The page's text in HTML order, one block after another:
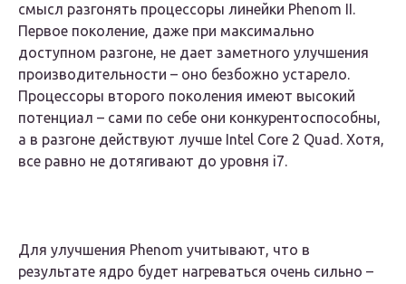
смысл разгонять процессоры линейки Phenom II.
Первое поколение, даже при максимально
доступном разгоне, не дает заметного улучшения
производительности – оно безбожно устарело.
Процессоры второго поколения имеют высокий
потенциал – сами по себе они конкурентоспособны,
а в разгоне действуют лучше Intel Core 2 Quad. Хотя,
все равно не дотягивают до уровня i7.
Для улучшения Phenom учитывают, что в
результате ядро будет нагреваться очень сильно –